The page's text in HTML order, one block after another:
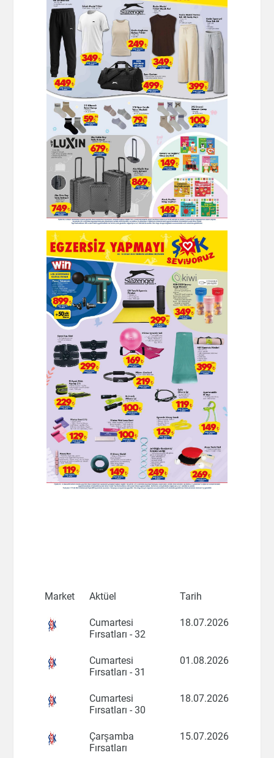
Market Aktüel Tarih
Cumartesi
Fırsatları - 32
18.07.2026
Cumartesi
Fırsatları - 31
01.08.2026
Cumartesi
Fırsatları - 30
18.07.2026
Çarşamba
Fırsatları
15.07.2026